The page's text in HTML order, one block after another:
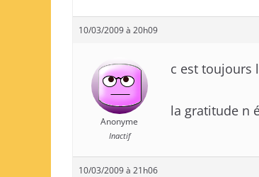
10/03/2009 à 20h09
Anonyme
Inactif
c est toujours
la gratitude n
10/03/2009 à 21h06